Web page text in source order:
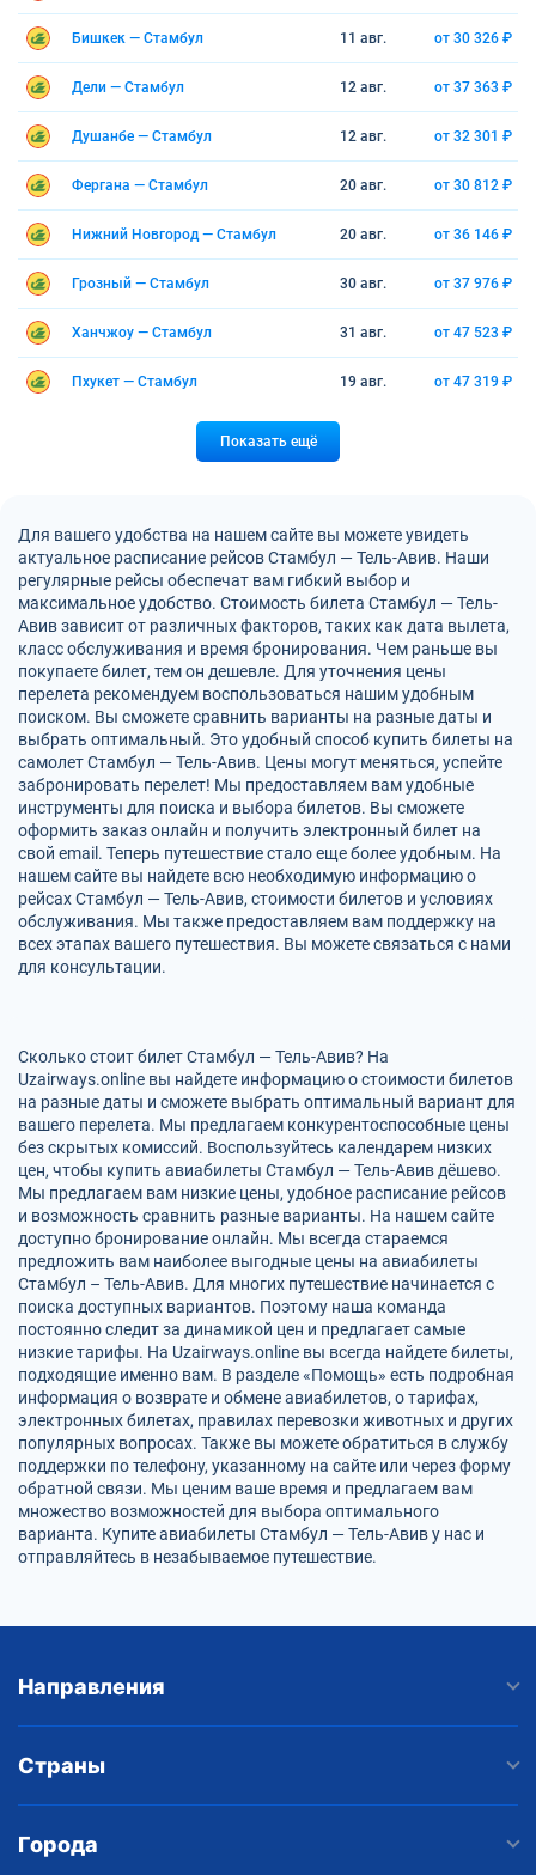
Бишкек — Стамбул 11 авг. от 30 326 ₽
Дели — Стамбул 12 авг. от 37 363 ₽
Душанбе — Стамбул 12 авг. от 32 301 ₽
Фергана — Стамбул 20 авг. от 30 812 ₽
Нижний Новгород — Стамбул 20 авг. от 36 146 ₽
Грозный — Стамбул 30 авг. от 37 976 ₽
Ханчжоу — Стамбул 31 авг. от 47 523 ₽
Пхукет — Стамбул 19 авг. от 47 319 ₽
Показать ещё
Для вашего удобства на нашем сайте вы можете увидеть
актуальное расписание рейсов Стамбул — Тель-Авив. Наши
регулярные рейсы обеспечат вам гибкий выбор и
максимальное удобство. Стоимость билета Стамбул — Тель-
Авив зависит от различных факторов, таких как дата вылета,
класс обслуживания и время бронирования. Чем раньше вы
покупаете билет, тем он дешевле. Для уточнения цены
перелета рекомендуем воспользоваться нашим удобным
поиском. Вы сможете сравнить варианты на разные даты и
выбрать оптимальный. Это удобный способ купить билеты на
самолет Стамбул — Тель-Авив. Цены могут меняться, успейте
забронировать перелет! Мы предоставляем вам удобные
инструменты для поиска и выбора билетов. Вы сможете
оформить заказ онлайн и получить электронный билет на
свой email. Теперь путешествие стало еще более удобным. На
нашем сайте вы найдете всю необходимую информацию о
рейсах Стамбул — Тель-Авив, стоимости билетов и условиях
обслуживания. Мы также предоставляем вам поддержку на
всех этапах вашего путешествия. Вы можете связаться с нами
для консультации.
Сколько стоит билет Стамбул — Тель-Авив? На
Uzairways.online вы найдете информацию о стоимости билетов
на разные даты и сможете выбрать оптимальный вариант для
вашего перелета. Мы предлагаем конкурентоспособные цены
без скрытых комиссий. Воспользуйтесь календарем низких
цен, чтобы купить авиабилеты Стамбул — Тель-Авив дёшево.
Мы предлагаем вам низкие цены, удобное расписание рейсов
и возможность сравнить разные варианты. На нашем сайте
доступно бронирование онлайн. Мы всегда стараемся
предложить вам наиболее выгодные цены на авиабилеты
Стамбул – Тель-Авив. Для многих путешествие начинается с
поиска доступных вариантов. Поэтому наша команда
постоянно следит за динамикой цен и предлагает самые
низкие тарифы. На Uzairways.online вы всегда найдете билеты,
подходящие именно вам. В разделе «Помощь» есть подробная
информация о возврате и обмене авиабилетов, о тарифах,
электронных билетах, правилах перевозки животных и других
популярных вопросах. Также вы можете обратиться в службу
поддержки по телефону, указанному на сайте или через форму
обратной связи. Мы ценим ваше время и предлагаем вам
множество возможностей для выбора оптимального
варианта. Купите авиабилеты Стамбул — Тель-Авив у нас и
отправляйтесь в незабываемое путешествие.
Направления
Страны
Города